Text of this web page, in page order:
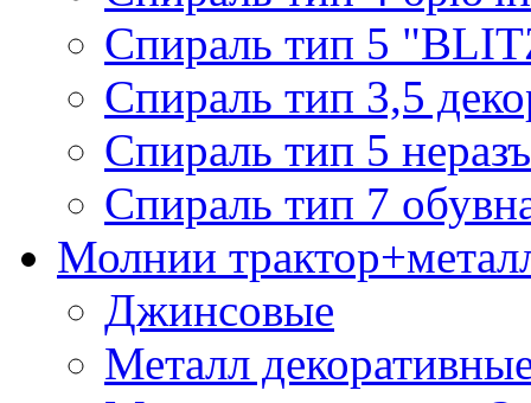
Спираль тип 5
Спираль тип 3,5
Спираль тип 5
Спираль тип 7
Молнии
Джинсовые
Металл